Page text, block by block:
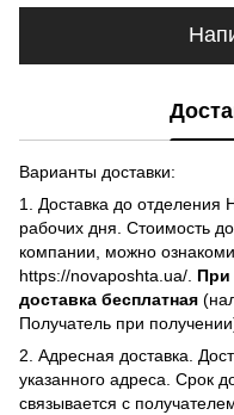
Варианты доставки:
1. Доставка до отделения
рабочих дня. Стоимость
компании, можно
https://novaposhta.ua/. При
доставка бесплатная
Получатель при
2. Адресная доставка.
указанного адреса. Срок
связывается с